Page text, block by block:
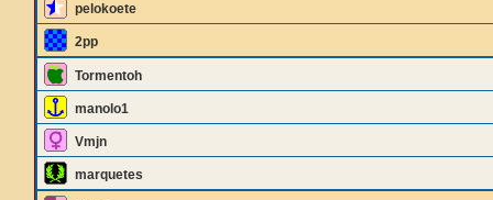
pelokoete
2pp
Tormentoh
manolo1
Vmjn
marquetes